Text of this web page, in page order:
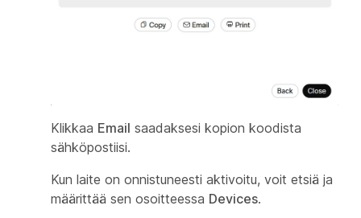
Klikkaa Email saadaksesi kopion koodista
sähköpostiisi.
Kun laite on onnistuneesti aktivoitu, voit etsiä ja
määrittää sen osoitteessa Devices.